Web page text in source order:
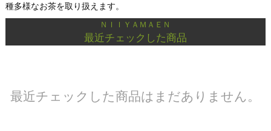
種多様なお茶を取り扱えます。
ＮＩＩＹＡＭＡＥＮ
最近チェックした商品
最近チェックした商品はまだありません。